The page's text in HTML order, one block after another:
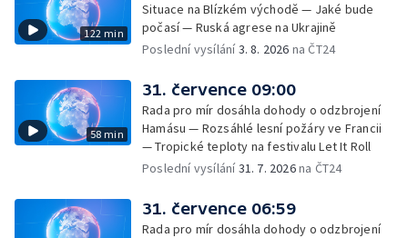
122 min
Situace na Blízkém východě — Jaké bude
počasí — Ruská agrese na Ukrajině
Poslední vysílání3. 8. 2026 na ČT24
58 min
31. července 09:00
Rada pro mír dosáhla dohody o odzbrojení
Hamásu — Rozsáhlé lesní požáry ve Francii
— Tropické teploty na festivalu Let It Roll
Poslední vysílání31. 7. 2026na ČT24
31. července 06:59
Rada pro mír dosáhla dohody o odzbrojení